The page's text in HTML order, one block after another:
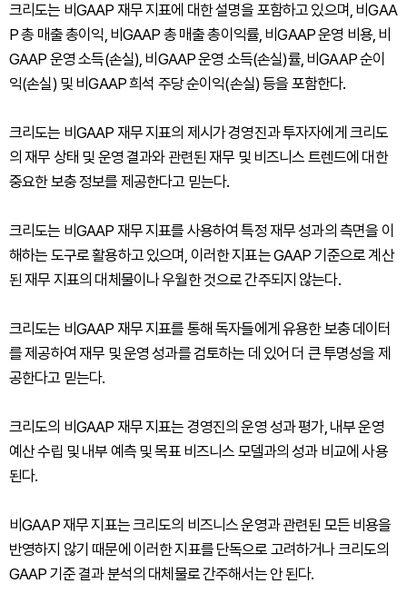
크리도는 비GAAP 재무 지표에 대한 설명을 포함하고 있으며, 비GAA
P 총 매출 총이익, 비GAAP 총 매출 총이익률, 비GAAP 운영 비용, 비
GAAP 운영 소득(손실), 비GAAP 운영 소득(손실)률, 비GAAP 순이
익(손실) 및 비GAAP 희석 주당 순이익(손실) 등을 포함한다.
크리도는 비GAAP 재무 지표의 제시가 경영진과 투자자에게 크리도
의 재무 상태 및 운영 결과와 관련된 재무 및 비즈니스 트렌드에 대한
중요한 보충 정보를 제공한다고 믿는다.
크리도는 비GAAP 재무 지표를 사용하여 특정 재무 성과의 측면을 이
해하는 도구로 활용하고 있으며, 이러한 지표는 GAAP 기준으로 계산
된 재무 지표의 대체물이나 우월한 것으로 간주되지 않는다.
크리도는 비GAAP 재무 지표를 통해 독자들에게 유용한 보충 데이터
를 제공하여 재무 및 운영 성과를 검토하는 데 있어 더 큰 투명성을 제
공한다고 믿는다.
크리도의 비GAAP 재무 지표는 경영진의 운영 성과 평가, 내부 운영
예산 수립 및 내부 예측 및 목표 비즈니스 모델과의 성과 비교에 사용
된다.
비GAAP 재무 지표는 크리도의 비즈니스 운영과 관련된 모든 비용을
반영하지 않기 때문에 이러한 지표를 단독으로 고려하거나 크리도의
GAAP 기준 결과 분석의 대체물로 간주해서는 안 된다.